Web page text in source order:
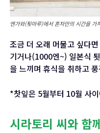
엔가와(툇마루)에서 혼자만의 시간을 가
조금 더 오래 머물고 싶다
기거나(1000엔~) 일본식
을 느끼며 휴식을 취하고
*찻잎은 5월부터 10월 사
시라토리 씨와 함